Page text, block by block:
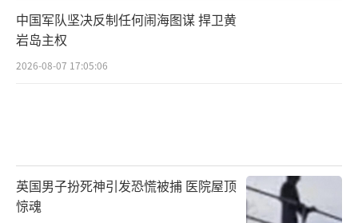
中国军队坚决反制任何闹海图谋 捍卫黄
岩岛主权
2026-08-07 17:05:06
英国男子扮死神引发恐慌被捕 医院屋顶
惊魂